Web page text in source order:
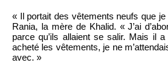
« Il portait des vêtements neufs que
Rania, la mère de Khalid. « J’ai
parce qu’ils allaient se salir. Mais il
acheté les vêtements, je ne
avec. »